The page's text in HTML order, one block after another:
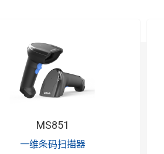
MS851
一维条码扫描器